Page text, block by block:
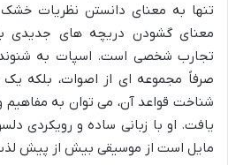
تنها به معنای دانستن نظریات
معنای گشودن دریچه های
تجارب شخصی است. اسپات به
صرفاً مجموعه ای از اصوات، بلکه
شناخت قواعد آن، می توان به
یافت. او با زبانی ساده و رویکردی
مایل است از موسیقی بیش از پیش لذت